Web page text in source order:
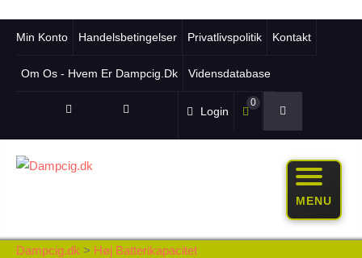
Min Konto Handelsbetingelser Privatlivspolitik Kontakt
Om Os - Hvem Er Dampcig.dk Vidensdatabase
Login
0
MENU
Dampcig.dk > Høj Batterikapacitet